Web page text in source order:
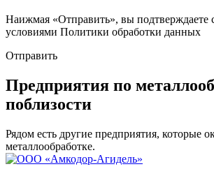
Наижмая «Отправить», вы подтверждаете
условиями Политики обработки данных
Отправить
Предприятия по
поблизости
Рядом есть другие предприятия, которые
металлообработке.